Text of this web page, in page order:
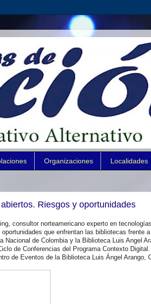
Organizaciones Localidades
Riesgos y oportunidades
consultor norteamericano experto en tecnologías
que enfrentan las bibliotecas frente
de Colombia y la Biblioteca Luis Angel
de Conferencias del Programa Contexto Digital.
de Eventos de la Biblioteca Luis Ángel Arango,